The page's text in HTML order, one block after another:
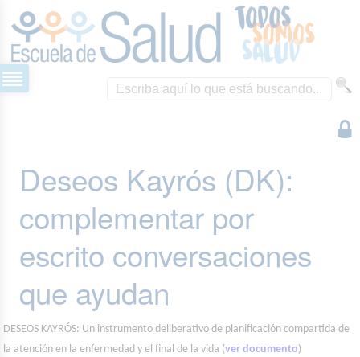
Deseos Kayrós (DK):
complementar por
escrito conversaciones
que ayudan
DESEOS KAYRÓS: Un instrumento deliberativo de planificación compartida de
la atención en la enfermedad y el final de la vida (ver documento)